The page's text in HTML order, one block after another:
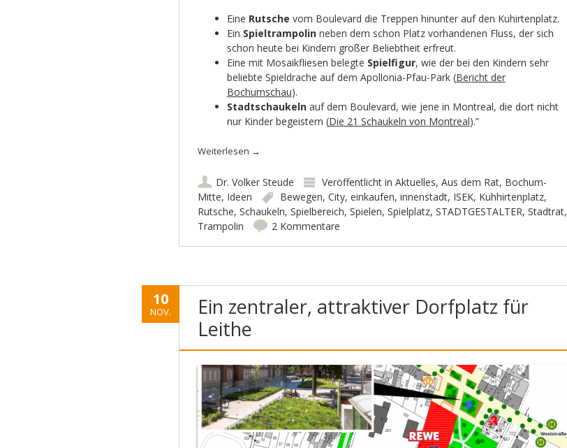
Eine Rutsche vom Boulevard die Treppen hinunter auf den Kuhirtenplatz.
Ein Spieltrampolin neben dem schon Platz vorhandenen Fluss, der sich
schon heute bei Kindern großer Beliebtheit erfreut.
Eine mit Mosaikfliesen belegte Spielfigur, wie der bei den Kindern sehr
beliebte Spieldrache auf dem Apollonia-Pfau-Park (Bericht der
Bochumschau).
Stadtschaukeln auf dem Boulevard, wie jene in Montreal, die dort nicht
nur Kinder begeistern (Die 21 Schaukeln von Montreal).”
Weiterlesen →
Dr. Volker Steude Veröffentlicht in Aktuelles, Aus dem Rat, Bochum-
Mitte, Ideen Bewegen, City, einkaufen, innenstadt, ISEK, Kuhhirtenplatz,
Rutsche, Schaukeln, Spielbereich, Spielen, Spielplatz, STADTGESTALTER, Stadtrat,
Trampolin
2 Kommentare
10
NOV.
Ein zentraler, attraktiver Dorfplatz für
Leithe